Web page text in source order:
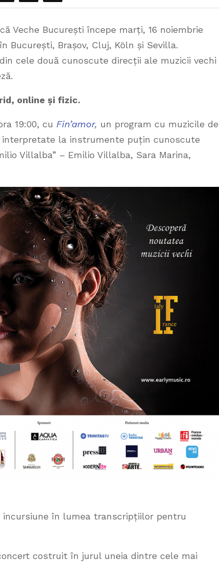
Veche București începe marți, 16 noiembrie
București, Brașov, Cluj, Köln și Sevilla.
cele două cunoscute direcții ale muzicii vechi
online și fizic.
19:00, cu Fin’amor, un program cu muzicile de
la instrumente puțin cunoscute
Villalba” – Emilio Villalba, Sara Marina,
incursiune în lumea transcripțiilor pentru
costruit în jurul uneia dintre cele mai